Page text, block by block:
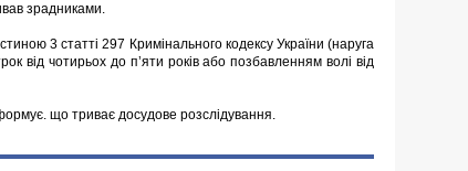
зрадниками.
3 статті 297 Кримінального кодексу України (наруга
від чотирьох до п’яти років або позбавленням волі від
що триває досудове розслідування.